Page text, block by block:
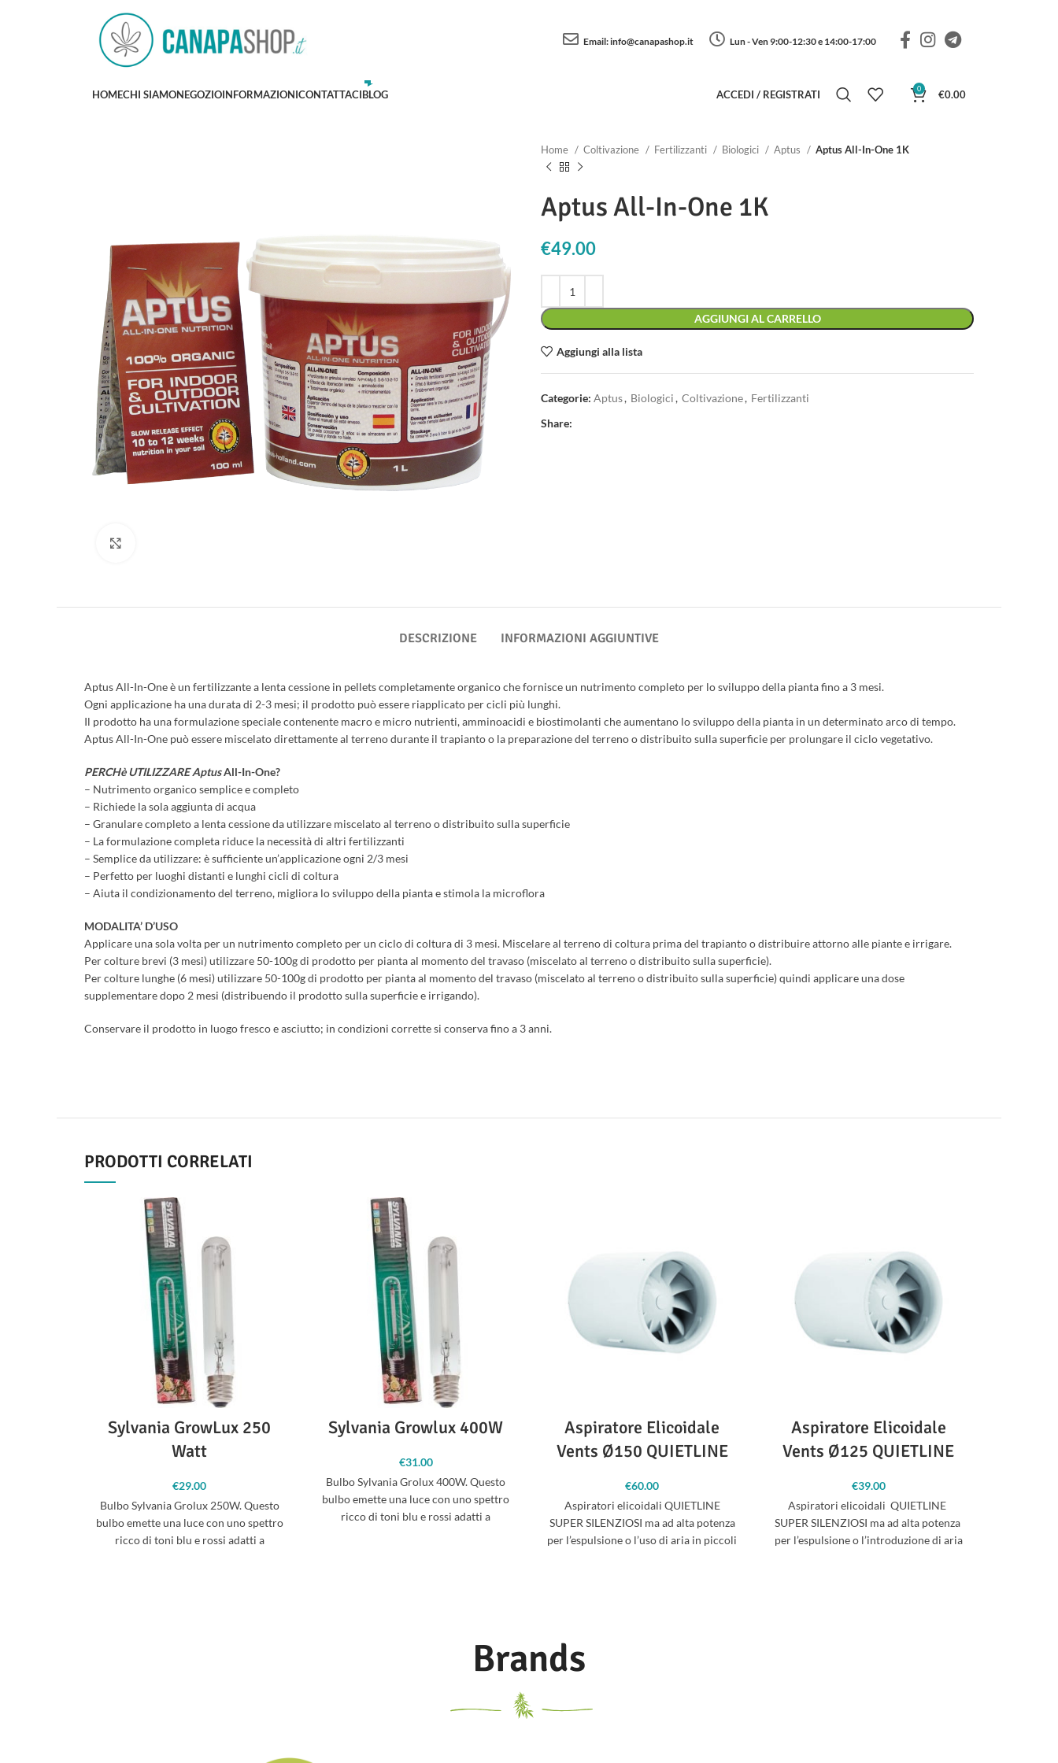
Email:info@canapashop.it Lun - Ven 9:00-12:30 e 14:00-17:00
HOMECHI SIAMONEGOZIOINFORMAZIONICONTATTACIBLOG ACCEDI / REGISTRATI 0 €0.00
Home Coltivazione Fertilizzanti Biologici Aptus Aptus All-In-One 1K
Aptus All-In-One 1K
€49.00
AGGIUNGI AL CARRELLO
Aggiungi alla lista
Categorie: Aptus, Biologici, Coltivazione, Fertilizzanti
Share:
DESCRIZIONE INFORMAZIONI AGGIUNTIVE
Aptus All-In-One è un fertilizzante a lenta cessione in pellets completamente organico che fornisce un nutrimento completo per lo sviluppo della pianta fino a 3 mesi.
Ogni applicazione ha una durata di 2-3 mesi; il prodotto può essere riapplicato per cicli più lunghi.
Il prodotto ha una formulazione speciale contenente macro e micro nutrienti, amminoacidi e biostimolanti che aumentano lo sviluppo della pianta in un determinato arco di tempo.
Aptus All-In-One può essere miscelato direttamente al terreno durante il trapianto o la preparazione del terreno o distribuito sulla superficie per prolungare il ciclo vegetativo.
PERCHè UTILIZZARE AptusAll-In-One?
– Nutrimento organico semplice e completo
– Richiede la sola aggiunta di acqua
– Granulare completo a lenta cessione da utilizzare miscelato al terreno o distribuito sulla superficie
– La formulazione completa riduce la necessità di altri fertilizzanti
– Semplice da utilizzare: è sufficiente un’applicazione ogni 2/3 mesi
– Perfetto per luoghi distanti e lunghi cicli di coltura
– Aiuta il condizionamento del terreno, migliora lo sviluppo della pianta e stimola la microflora
MODALITA’ D’USO
Applicare una sola volta per un nutrimento completo per un ciclo di coltura di 3 mesi. Miscelare al terreno di coltura prima del trapianto o distribuire attorno alle piante e irrigare.
Per colture brevi (3 mesi) utilizzare 50-100g di prodotto per pianta al momento del travaso (miscelato al terreno o distribuito sulla superficie).
Per colture lunghe (6 mesi) utilizzare 50-100g di prodotto per pianta al momento del travaso (miscelato al terreno o distribuito sulla superficie) quindi applicare una dose
supplementare dopo 2 mesi (distribuendo il prodotto sulla superficie e irrigando).
Conservare il prodotto in luogo fresco e asciutto; in condizioni corrette si conserva fino a 3 anni.
PRODOTTI CORRELATI
Sylvania GrowLux 250
Watt
€29.00
Bulbo Sylvania Grolux 250W. Questo
bulbo emette una luce con uno spettro
ricco di toni blu e rossi adatti a
Sylvania Growlux 400W
€31.00
Bulbo Sylvania Grolux 400W. Questo
bulbo emette una luce con uno spettro
ricco di toni blu e rossi adatti a
Aspiratore Elicoidale
Vents Ø150 QUIETLINE
€60.00
Aspiratori elicoidali QUIETLINE
SUPER SILENZIOSI ma ad alta potenza
per l’espulsione o l’uso di aria in piccoli
Aspiratore Elicoidale
Vents Ø125 QUIETLINE
€39.00
Aspiratori elicoidali QUIETLINE
SUPER SILENZIOSI ma ad alta potenza
per l’espulsione o l’introduzione di aria
Brands